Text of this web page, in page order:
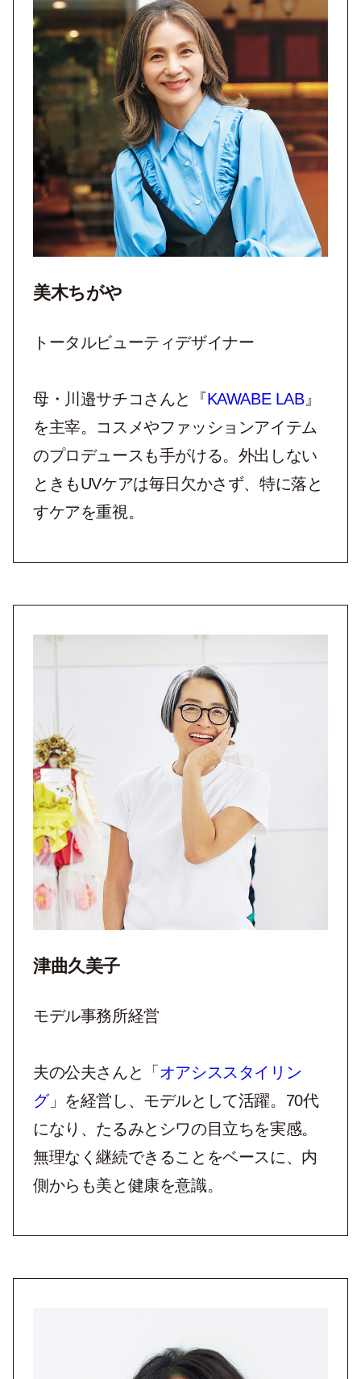
美木ちがや
トータルビューティデザイナー
母・川邉サチコさんと『KAWABE LAB』
を主宰。コスメやファッションアイテム
のプロデュースも手がける。外出しない
ときもUVケアは毎日欠かさず、特に落と
すケアを重視。
津曲久美子
モデル事務所経営
夫の公夫さんと「 オアシススタイリン
グ」を経営し、モデルとして活躍。70代
になり、たるみとシワの目立ちを実感。
無理なく継続できることをベースに、内
側からも美と健康を意識。